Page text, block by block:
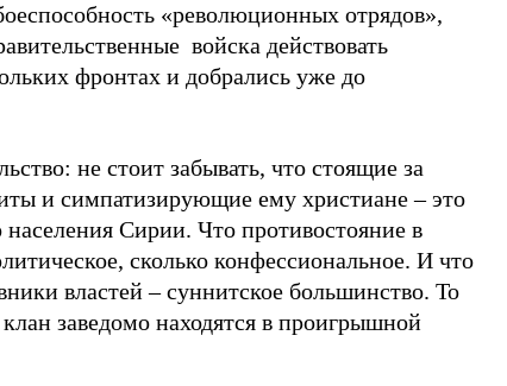
«революционных отрядов»,
войска действовать
фронтах и добрались уже до
не стоит забывать, что стоящие за
и симпатизирующие ему христиане – это
Сирии. Что противостояние в
сколько конфессиональное. И что
властей – суннитское большинство. То
заведомо находятся в проигрышной